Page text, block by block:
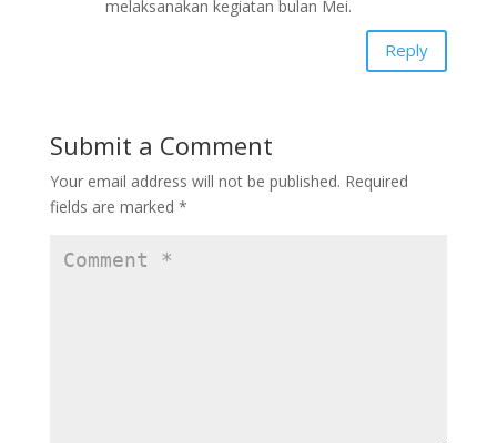
melaksanakan kegiatan bulan Mei.
Reply
Submit a Comment
Your email address will not be published. Required
fields are marked *